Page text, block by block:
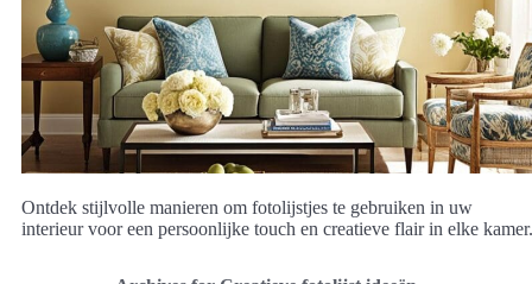
Ontdek stijlvolle manieren om fotolijstjes te gebruiken in uw
interieur voor een persoonlijke touch en creatieve flair in elke kamer.